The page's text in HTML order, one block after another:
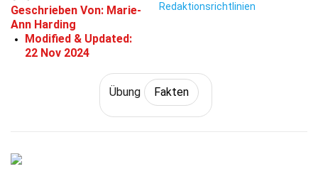
Geschrieben Von: Marie-
Ann Harding
Modified & Updated:
22 Nov 2024
Redaktionsrichtlinien
Übung Fakten